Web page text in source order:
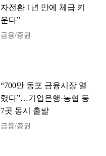
자전환 1년 만에 체급 키
운다”
금융/증권
“700만 동포 금융시장 열
렸다”…기업은행·농협 등
7곳 동시 출발
금융/증권